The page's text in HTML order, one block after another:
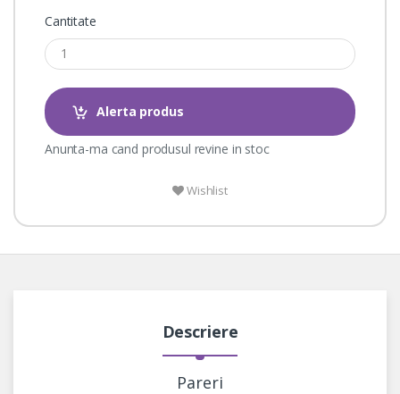
Cantitate
Alerta produs
Anunta-ma cand produsul revine in stoc
Wishlist
Descriere
Pareri